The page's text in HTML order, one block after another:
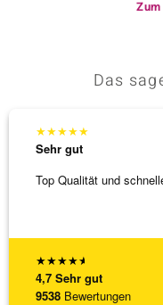
Das
★★★★★
4,7 Sehr gut
9538 Bewertungen
★★★★★
Sehr gut
Top Qualität und